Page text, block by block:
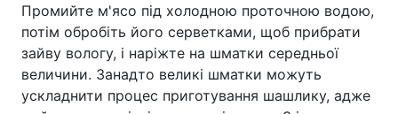
Промийте м'ясо під холодною проточною водою,
потім обробіть його серветками, щоб прибрати
зайву вологу, і наріжте на шматки середньої
величини. Занадто великі шматки можуть
ускладнити процес приготування шашлику, адже